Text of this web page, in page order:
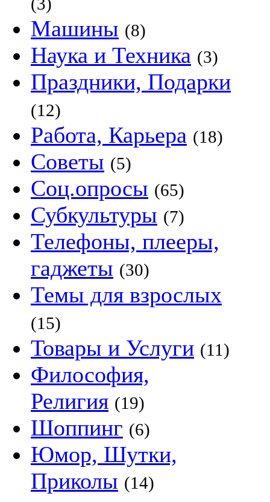
Машины (8)
Наука и Техника (3)
Праздники, Подарки
(12)
Работа, Карьера (18)
Советы (5)
Соц.опросы (65)
Субкультуры (7)
Телефоны, плееры,
гаджеты (30)
Темы для взрослых
(15)
Товары и Услуги (11)
Философия,
Религия (19)
Шоппинг (6)
Юмор, Шутки,
Приколы (14)